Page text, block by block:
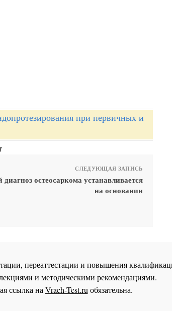
при первичных и
СЛЕДУЮЩАЯ ЗАПИСЬ
остеосаркома устанавливается
на основании
переаттестации и повышения
и методическими рекомендациями.
ссылка на Vrach-Test.ru обязательна.